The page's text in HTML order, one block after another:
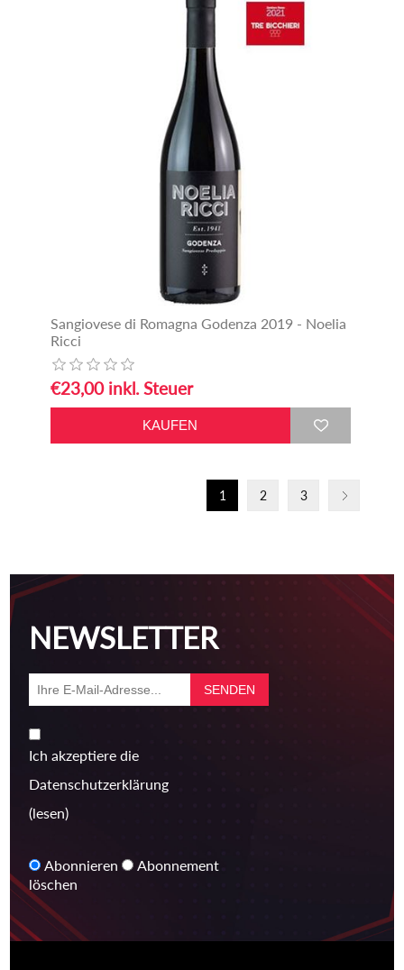
Sangiovese di Romagna Godenza 2019 - Noelia
Ricci
€23,00 inkl. Steuer
1 2 3
NEWSLETTER
Ich akzeptiere die
Datenschutzerklärung
(lesen)
Abonnieren
Abonnement
löschen